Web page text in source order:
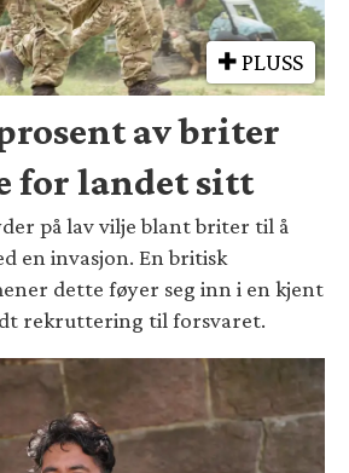
PLUSS
av briter
for landet sitt
på lav vilje blant briter til å
en invasjon. En britisk
dette føyer seg inn i en kjent
rekruttering til forsvaret.